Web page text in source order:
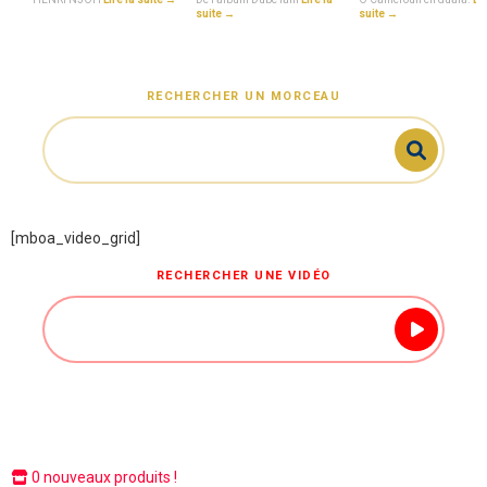
suite →
suite →
RECHERCHER UN MORCEAU
[mboa_video_grid]
RECHERCHER UNE VIDÉO
0 nouveaux produits !